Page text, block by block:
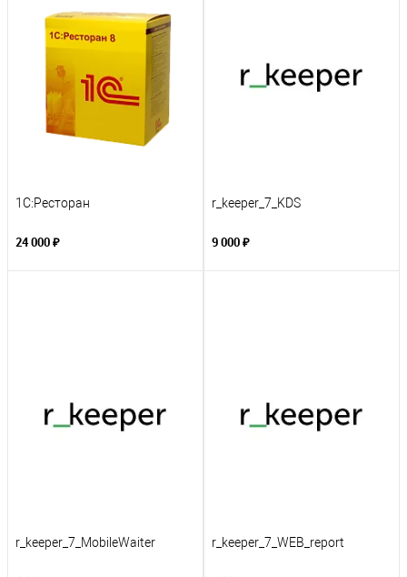
1С:Ресторан
24 000 ₽
r_keeper_7_KDS
9 000 ₽
r_keeper_7_MobileWaiter r_keeper_7_WEB_report